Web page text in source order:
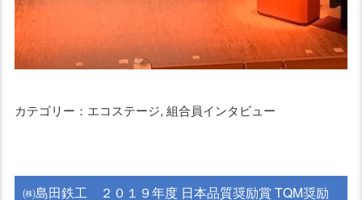
カテゴリー：エコステージ, 組合員インタビュー
㈱島田鉄工 ２０１９年度 日本品質奨励賞 TQM奨励